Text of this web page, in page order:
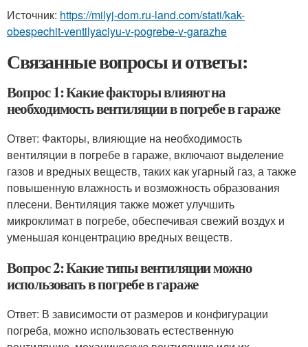
Источник: https://milyj-dom.ru-land.com/stati/kak-
obespechit-ventilyaciyu-v-pogrebe-v-garazhe
Связанные вопросы и ответы:
Вопрос 1: Какие факторы влияют на
необходимость вентиляции в погребе в гараже
Ответ: Факторы, влияющие на необходимость
вентиляции в погребе в гараже, включают выделение
газов и вредных веществ, таких как угарный газ, а также
повышенную влажность и возможность образования
плесени. Вентиляция также может улучшить
микроклимат в погребе, обеспечивая свежий воздух и
уменьшая концентрацию вредных веществ.
Вопрос 2: Какие типы вентиляции можно
использовать в погребе в гараже
Ответ: В зависимости от размеров и конфигурации
погреба, можно использовать естественную